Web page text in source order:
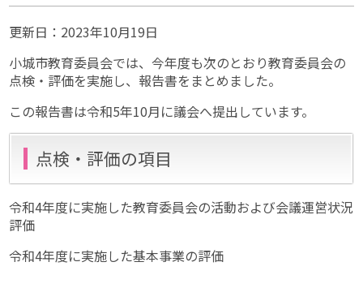
更新日： 2023年10月19日
小城市教育委員会では、今年度も次のとおり教育委員会の
点検・評価を実施し、報告書をまとめました。
この報告書は令和5年10月に議会へ提出しています。
点検・評価の項目
令和4年度に実施した教育委員会の活動および会議運営状況
評価
令和4年度に実施した基本事業の評価